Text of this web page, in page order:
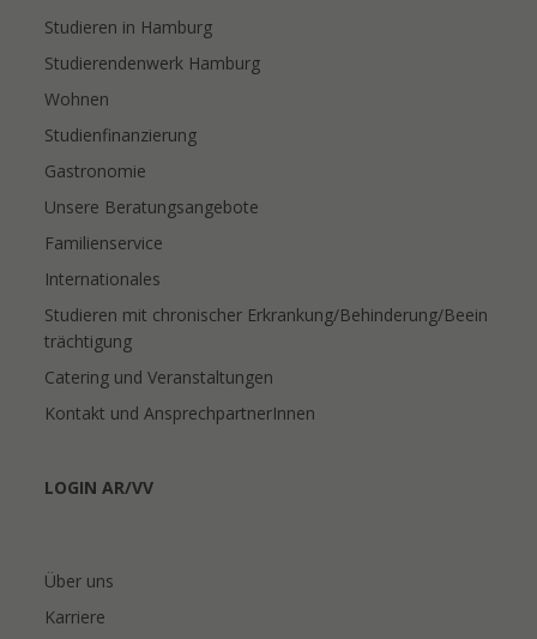
Studieren in Hamburg
Studierendenwerk Hamburg
Wohnen
Studienfinanzierung
Gastronomie
Unsere Beratungsangebote
Familienservice
Internationales
Studieren mit chronischer Erkrankung/Behinderung/Beein
trächtigung
Catering und Veranstaltungen
Kontakt und AnsprechpartnerInnen
LOGIN AR/VV
Über uns
Karriere